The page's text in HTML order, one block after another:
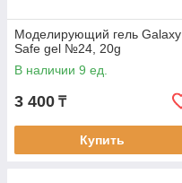
Моделирующий гель Galaxy
Safe gel №24, 20g
В наличии 9 ед.
3 400 ₸
Купить